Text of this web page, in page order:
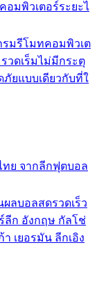
อมพิวเตอร์ระยะไ
รมรีโมทคอมพิวเต
วดเร็มไม่มีกระตุ
ยแบบเดียวกับที่ใ
ทย จากลีกฟุตบอล
ผลบอลสดรวดเร็ว
ลีก อังกฤษ กัลโช่
เยอรมัน ลีกเอิง